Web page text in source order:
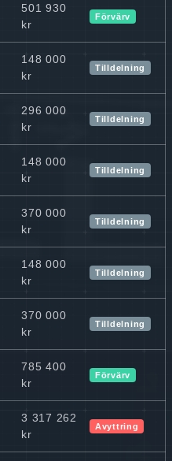
501 930
kr
Förvärv
148 000
kr
Tilldelning
296 000
kr
Tilldelning
148 000
kr
Tilldelning
370 000
kr
Tilldelning
148 000
kr
Tilldelning
370 000
kr
Tilldelning
785 400
kr
Förvärv
3 317 262
kr
Avyttring